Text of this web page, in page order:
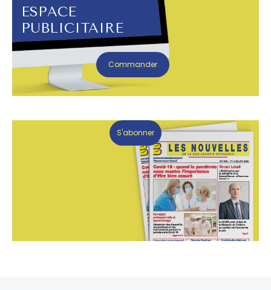
ESPACE
PUBLICITAIRE
Commander
S'abonner